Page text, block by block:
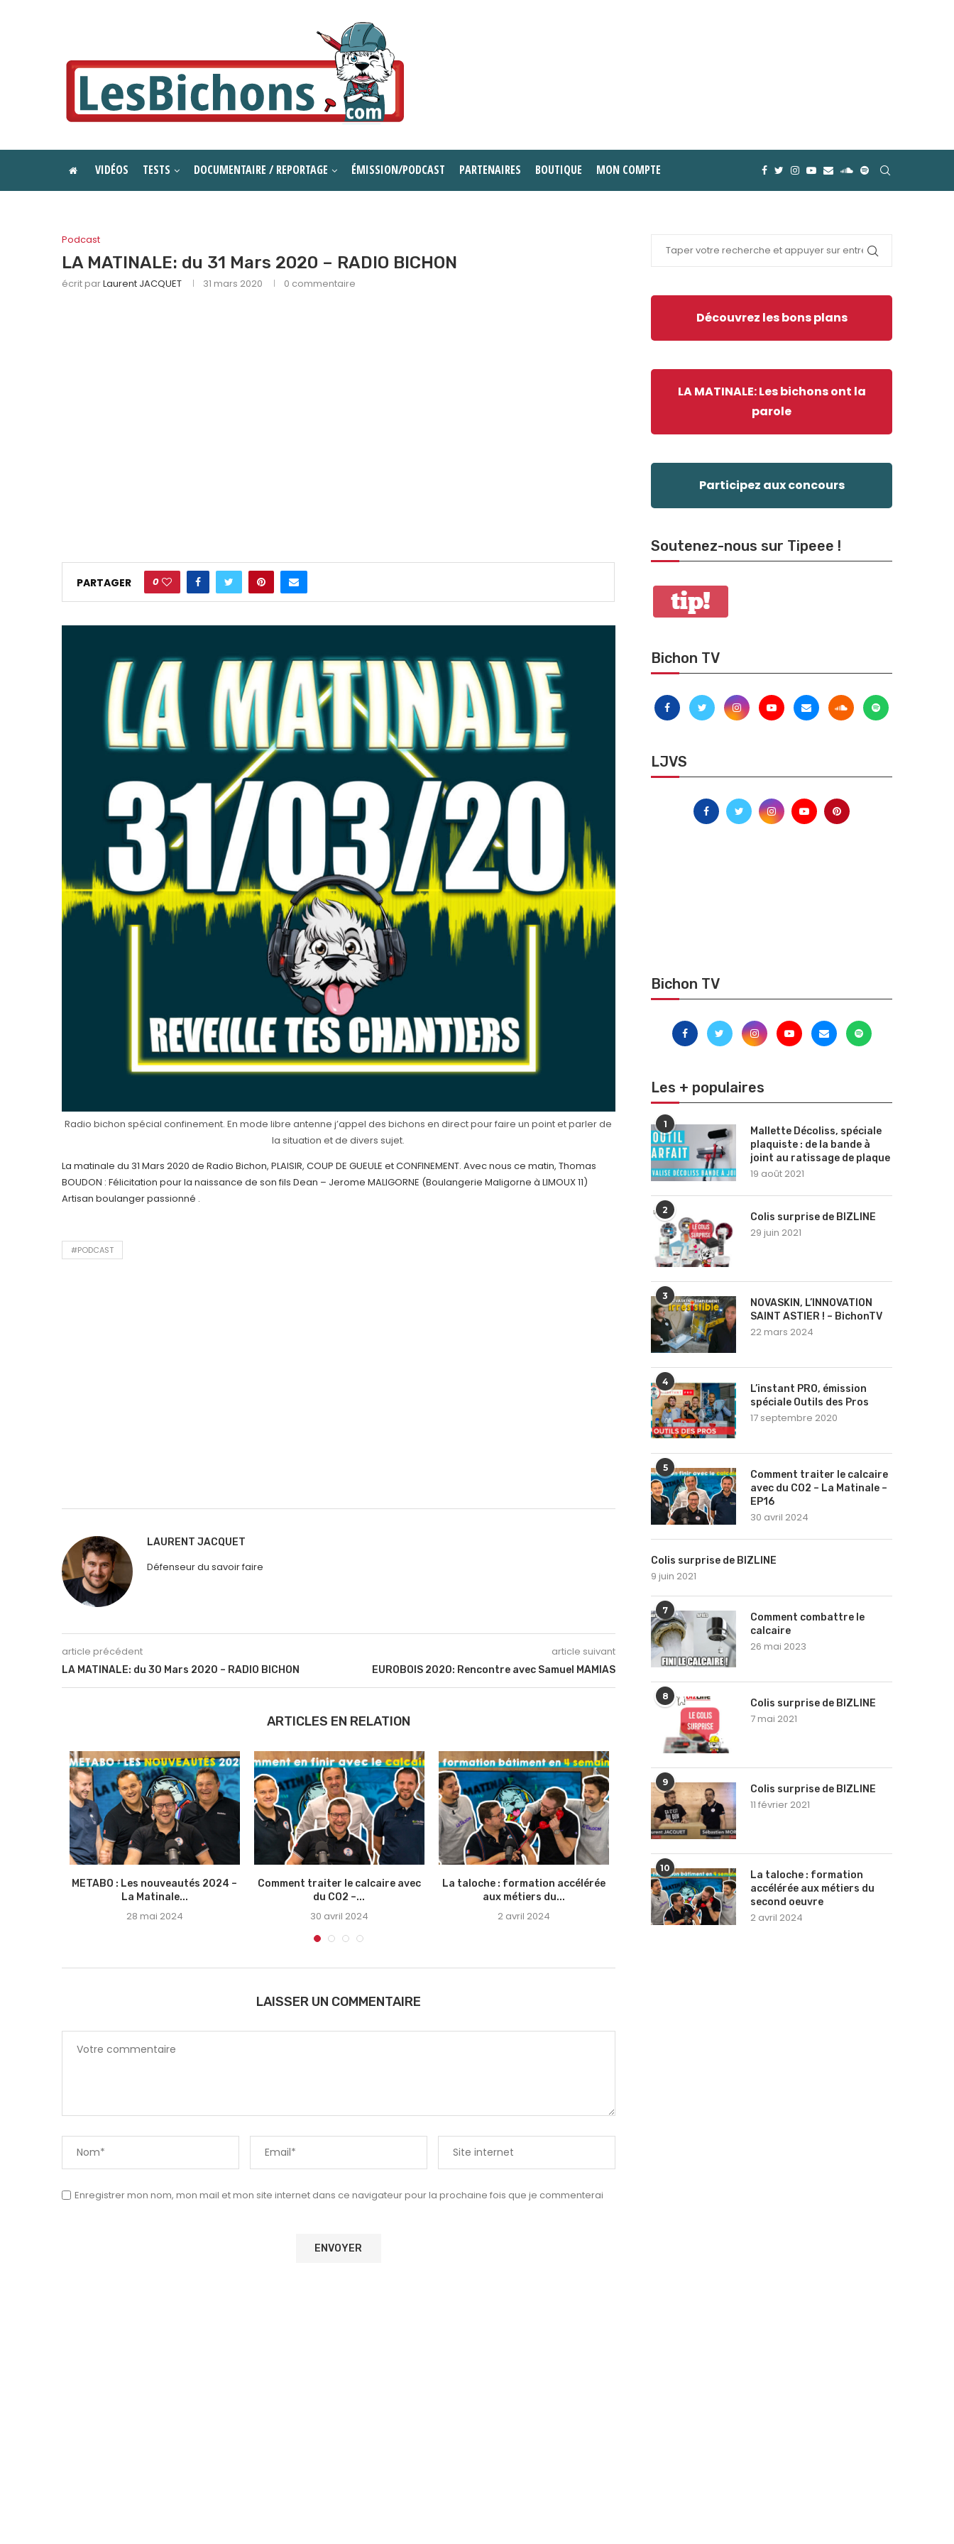
VIDÉOS TESTS DOCUMENTAIRE / REPORTAGE ÉMISSION/PODCAST PARTENAIRES BOUTIQUE MON COMPTE
Podcast
LA MATINALE: du 31 Mars 2020 – RADIO BICHON
écrit parLaurent JACQUET 31 mars 2020 0 commentaire
PARTAGER 0
Radio bichon spécial confinement. En mode libre antenne j’appel des bichons en direct pour faire un point et parler de
la situation et de divers sujet.
La matinale du 31 Mars 2020 de Radio Bichon, PLAISIR, COUP DE GUEULE et CONFINEMENT. Avec nous ce matin, Thomas
BOUDON : Félicitation pour la naissance de son fils Dean – Jerome MALIGORNE (Boulangerie Maligorne à LIMOUX 11)
Artisan boulanger passionné .
#PODCAST
LAURENT JACQUET
Défenseur du savoir faire
article précédent
LA MATINALE: du 30 Mars 2020 – RADIO BICHON
article suivant
EUROBOIS 2020: Rencontre avec Samuel MAMIAS
ARTICLES EN RELATION
METABO : Les nouveautés 2024 –
La Matinale...
28 mai 2024
Comment traiter le calcaire avec
du CO2 –...
30 avril 2024
La taloche : formation accélérée
aux métiers du...
2 avril 2024
Photovoltaïque :
Autoconsommation une bonne
solution – La...
Comment trouver des
LAISSER UN COMMENTAIRE
Enregistrer mon nom, mon mail et mon site internet dans ce navigateur pour la prochaine fois que je commenterai
Découvrez les bons plans
LA MATINALE: Les bichons ont la
parole
Participez aux concours
Soutenez-nous sur Tipeee !
Bichon TV
LJVS
Bichon TV
Les + populaires
1
Mallette Décoliss, spéciale
plaquiste : de la bande à
joint au ratissage de plaque
19 août 2021
2
Colis surprise de BIZLINE
29 juin 2021
3
NOVASKIN, L’INNOVATION
SAINT ASTIER ! – BichonTV
22 mars 2024
4
L’instant PRO, émission
spéciale Outils des Pros
17 septembre 2020
5
Comment traiter le calcaire
avec du CO2 – La Matinale –
EP16
30 avril 2024
Colis surprise de BIZLINE
9 juin 2021
7
Comment combattre le
calcaire
26 mai 2023
8
Colis surprise de BIZLINE
7 mai 2021
9
Colis surprise de BIZLINE
11 février 2021
10
La taloche : formation
accélérée aux métiers du
second oeuvre
2 avril 2024